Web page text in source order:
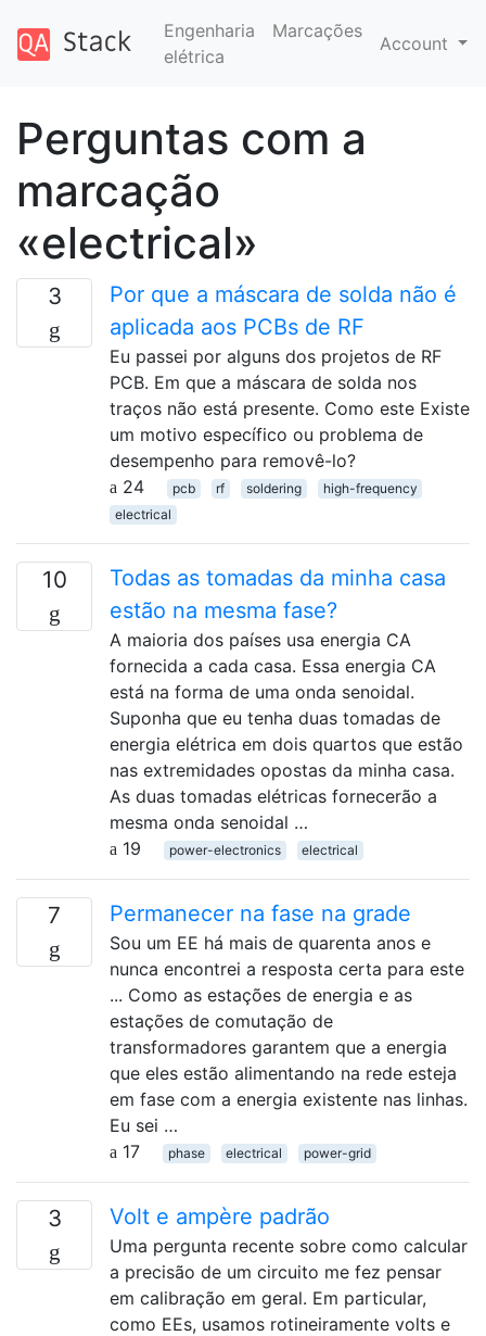
Engenharia
elétrica
Marcações
Account
Perguntas com a
marcação
«electrical»
3
Por que a máscara de solda não é
aplicada aos PCBs de RF
Eu passei por alguns dos projetos de RF
PCB. Em que a máscara de solda nos
traços não está presente. Como este Existe
um motivo específico ou problema de
desempenho para removê-lo?
24
pcb rf soldering
high-frequency
electrical
10
Todas as tomadas da minha casa
estão na mesma fase?
A maioria dos países usa energia CA
fornecida a cada casa. Essa energia CA
está na forma de uma onda senoidal.
Suponha que eu tenha duas tomadas de
energia elétrica em dois quartos que estão
nas extremidades opostas da minha casa.
As duas tomadas elétricas fornecerão a
mesma onda senoidal …
19
power-electronics electrical
7 Permanecer na fase na grade
Sou um EE há mais de quarenta anos e
nunca encontrei a resposta certa para este
... Como as estações de energia e as
estações de comutação de
transformadores garantem que a energia
que eles estão alimentando na rede esteja
em fase com a energia existente nas linhas.
Eu sei …
17
phase electrical power-grid
3 Volt e ampère padrão
Uma pergunta recente sobre como calcular
a precisão de um circuito me fez pensar
em calibração em geral. Em particular,
como EEs, usamos rotineiramente volts e